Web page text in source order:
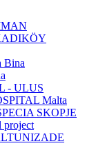
Bina
- ULUS
Malta
SKOPJE
project